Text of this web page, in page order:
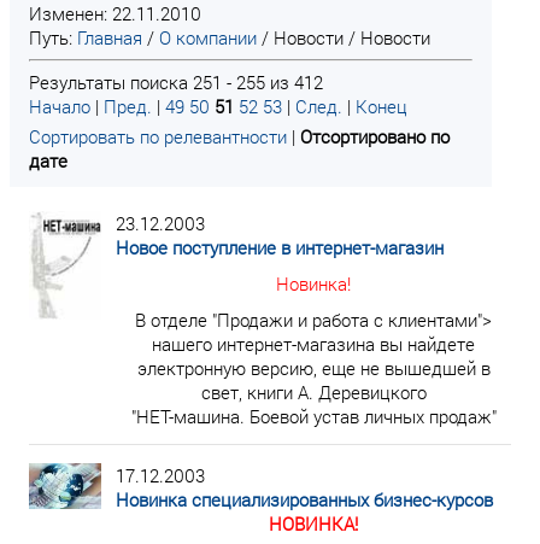
Изменен: 22.11.2010
Путь: Главная / О компании / Новости / Новости
Результаты поиска 251 - 255 из 412
Начало | Пред. | 49 50 51 52 53 | След. | Конец
Сортировать по релевантности | Отсортировано по
дате
23.12.2003
Новое поступление в интернет-магазин
Новинка!
В отделе "Продажи и работа с клиентами">
нашего интернет-магазина вы найдете
электронную версию, еще не вышедшей в
свет, книги А. Деревицкого
"НЕТ-машина. Боевой устав личных продаж"
17.12.2003
Новинка специализированных бизнес-курсов
НОВИНКА!